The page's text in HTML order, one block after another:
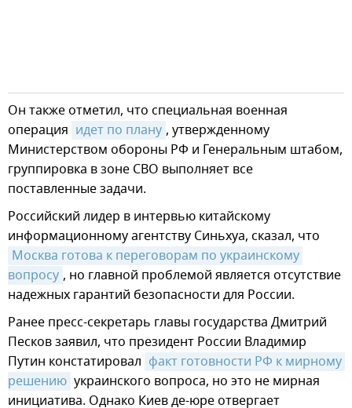
Он также отметил, что специальная военная
операция идет по плану , утвержденному
Министерством обороны РФ и Генеральным штабом,
группировка в зоне СВО выполняет все
поставленные задачи.
Российский лидер в интервью китайскому
информационному агентству Синьхуа, сказал, что
Москва готова к переговорам по украинскому
вопросу , но главной проблемой является отсутствие
надежных гарантий безопасности для России.
Ранее пресс-секретарь главы государства Дмитрий
Песков заявил, что президент России Владимир
Путин констатировал факт готовности РФ к мирному
решению украинского вопроса, но это не мирная
инициатива. Однако Киев де-юре отвергает